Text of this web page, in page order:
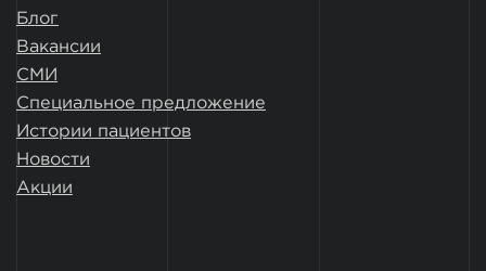
Блог
Вакансии
СМИ
Специальное предложение
Истории пациентов
Новости
Акции